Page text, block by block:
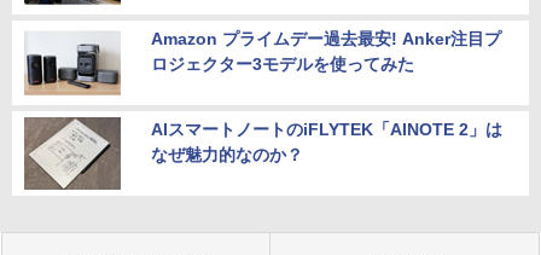
Amazon プライムデー過去最安! Anker注目プ
ロジェクター3モデルを使ってみた
AIスマートノートのiFLYTEK「AINOTE 2」は
なぜ魅力的なのか？